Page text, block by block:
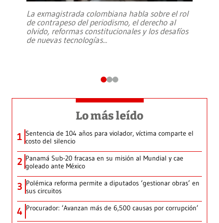
La exmagistrada colombiana habla sobre el rol
de contrapeso del periodismo, el derecho al
olvido, reformas constitucionales y los desafíos
de nuevas tecnologías...
Lo más leído
1 Sentencia de 104 años para violador, víctima comparte el
costo del silencio
2 Panamá Sub-20 fracasa en su misión al Mundial y cae
goleado ante México
3 Polémica reforma permite a diputados ‘gestionar obras’ en
sus circuitos
4 Procurador: ‘Avanzan más de 6,500 causas por corrupción’